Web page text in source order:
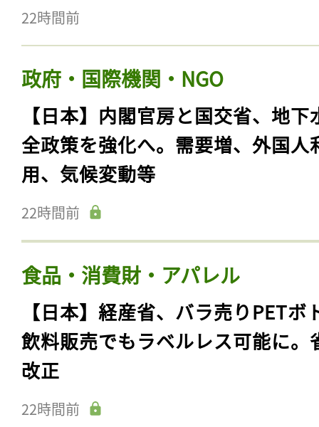
22時間前
政府・国際機関・NGO
【日本】内閣官房と国交省、地下
全政策を強化へ。需要増、外国人
用、気候変動等
22時間前
食品・消費財・アパレル
【日本】経産省、バラ売りPETボ
飲料販売でもラベルレス可能に。
改正
22時間前